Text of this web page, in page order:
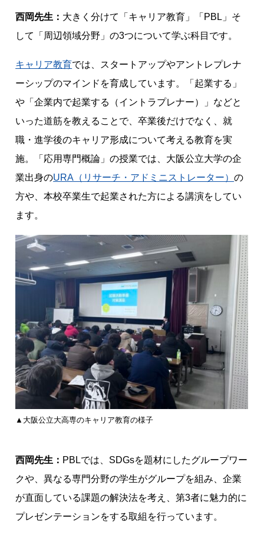
西岡先生： 大きく分けて「キャリア教育」「PBL」そ
して「周辺領域分野」の3つについて学ぶ科目です。
キャリア教育では、スタートアップやアントレプレナ
ーシップのマインドを育成しています。「起業する」
や「企業内で起業する（イントラプレナー）」などと
いった道筋を教えることで、卒業後だけでなく、就
職・進学後のキャリア形成について考える教育を実
施。「応用専門概論」の授業では、大阪公立大学の企
業出身のURA（リサーチ・アドミニストレーター）の
方や、本校卒業生で起業された方による講演をしてい
ます。
▲大阪公立大高専のキャリア教育の様子
西岡先生： PBLでは、SDGsを題材にしたグループワー
クや、異なる専門分野の学生がグループを組み、企業
が直面している課題の解決法を考え、第3者に魅力的に
プレゼンテーションをする取組を行っています。